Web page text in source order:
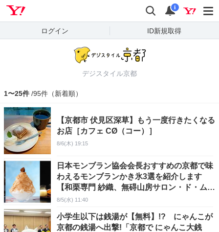
検索 通知
i
ログイン ID新規取得
デジスタイル京都
1〜25件 /95件（新着順）
【京都市 伏見区深草】もう一度行きたくなる
お店［カフェ CØ（コー）］
8/6(木) 19:15
日本モンブラン協会会長おすすめの京都で味
わえるモンブランかき氷3選を紹介します
【和栗専門 紗織、無碍山房サロン・ド・ム
ゲ、マールブランシュ】
8/5(水) 11:40
小学生以下は銭湯が【無料】!? にゃんこが
京都の銭湯へ出撃!「京都で にゃんこ大銭